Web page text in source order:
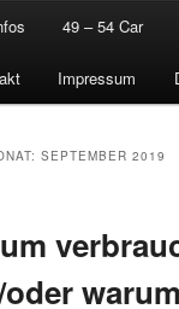
49 – 54 Car
Impressum
SEPTEMBER 2019